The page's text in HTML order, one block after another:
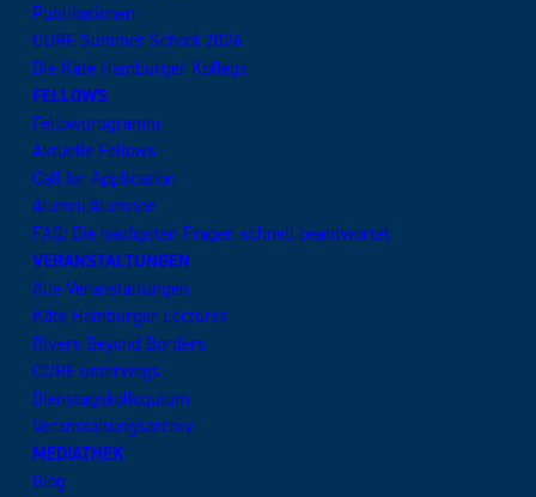
Publikationen
CURE Summer School 2026
Die Käte Hamburger Kollegs
FELLOWS
Fellowprogramm
Aktuelle Fellows
Call for Application
Alumni:Alumnae
FAQ: Die häufigsten Fragen schnell beantwortet
VERANSTALTUNGEN
Alle Veranstaltungen
Käte Hamburger Lectures
Rivers Beyond Borders
CURE unterwegs
Dienstagskolloquium
Veranstaltungsarchiv
MEDIATHEK
Blog